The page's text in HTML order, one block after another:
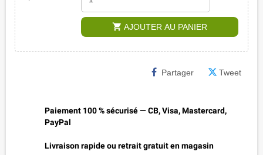
shopping_cart AJOUTER AU PANIER
Partager Tweet
Paiement 100 % sécurisé — CB, Visa, Mastercard,
PayPal
Livraison rapide ou retrait gratuit en magasin